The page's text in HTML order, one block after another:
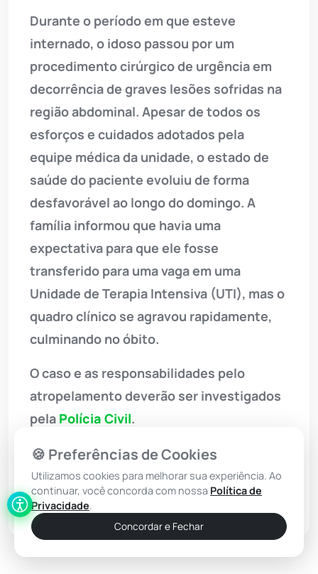
Durante o período em que esteve
internado, o idoso passou por um
procedimento cirúrgico de urgência em
decorrência de graves lesões sofridas na
região abdominal. Apesar de todos os
esforços e cuidados adotados pela
equipe médica da unidade, o estado de
saúde do paciente evoluiu de forma
desfavorável ao longo do domingo. A
família informou que havia uma
expectativa para que ele fosse
transferido para uma vaga em uma
Unidade de Terapia Intensiva (UTI), mas o
quadro clínico se agravou rapidamente,
culminando no óbito.
O caso e as responsabilidades pelo
atropelamento deverão ser investigados
pela Polícia Civil.
🍪 Preferências de Cookies
Utilizamos cookies para melhorar sua experiência. Ao
continuar, você concorda com nossa Política de
Privacidade.
Concordar e Fechar